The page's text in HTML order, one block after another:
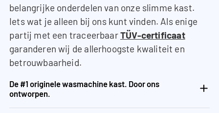
belangrijke onderdelen van onze slimme kast.
Iets wat je alleen bij ons kunt vinden. Als enige
partij met een traceerbaarTÜV-certificaat
garanderen wij de allerhoogste kwaliteit en
betrouwbaarheid.
De #1 originele wasmachine kast. Door ons
ontworpen.